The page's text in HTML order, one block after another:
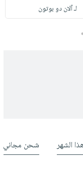
لـ آلان دو بوتون
الشهر شحن مجاني